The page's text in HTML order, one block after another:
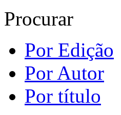
Procurar
Por Edição
Por Autor
Por título